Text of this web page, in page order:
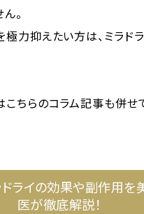
。
力抑えたい方は、ミラド
ちらのコラム記事も併せ
ドライの効果や副作用
医が徹底解説！